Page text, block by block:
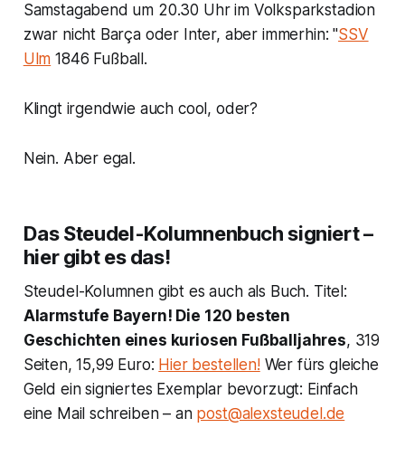
Samstagabend um 20.30 Uhr im Volksparkstadion
zwar nicht Barça oder Inter, aber immerhin: "SSV
Ulm 1846 Fußball.
Klingt irgendwie auch cool, oder?
Nein. Aber egal.
Das Steudel-Kolumnenbuch signiert –
hier gibt es das!
Steudel-Kolumnen gibt es auch als Buch. Titel:
Alarmstufe Bayern! Die 120 besten
Geschichten eines kuriosen Fußballjahres, 319
Seiten, 15,99 Euro: Hier bestellen!Wer fürs gleiche
Geld ein signiertes Exemplar bevorzugt: Einfach
eine Mail schreiben – an post@alexsteudel.de